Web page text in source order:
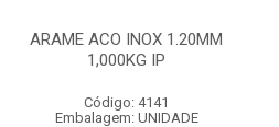
ARAME ACO INOX 1.20MM
1,000KG IP
Código: 4141
Embalagem: UNIDADE